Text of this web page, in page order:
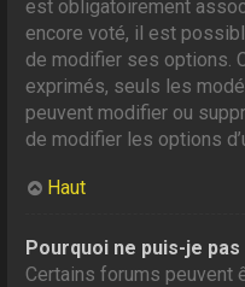
est obligatoirement
encore voté, il est
de modifier ses options.
exprimés, seuls les
peuvent modifier ou
de modifier les options
Haut
Pourquoi ne puis-je
Certains forums peuvent